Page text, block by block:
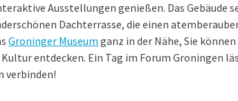
Ausstellungen genießen. Das Gebäude
Dachterrasse, die einen
Groninger Museum ganz in der Nähe, Sie
entdecken. Ein Tag im Forum Groningen
verbinden!